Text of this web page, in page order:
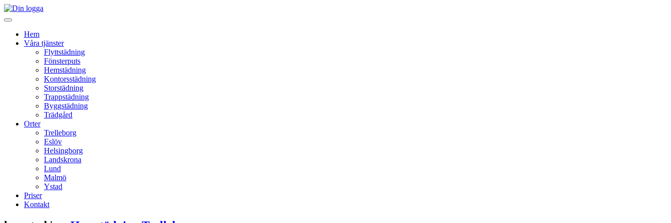
Hem
Våra tjänster
Flyttstädning
Fönsterputs
Hemstädning
Kontorsstädning
Storstädning
Trappstädning
Byggstädning
Trädgård
Orter
Trelleborg
Eslöv
Helsingborg
Landskrona
Lund
Malmö
Ystad
Priser
Kontakt